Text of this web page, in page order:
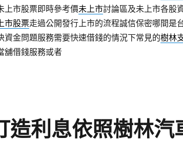
上市股票即時參考價未上市討論區及未上市各股
市股票走過公開發行上市的流程誠信保密哪間是
資金問題服務需要快速借錢的情況下常見的樹林
舖借錢服務或者
造利息依照樹林汽